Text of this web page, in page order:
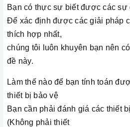
Bạn có thực sự biết được các sự
Để xác định được các giải pháp
thích hợp nhất,
chúng tôi luôn khuyên bạn nên
đề này.
Làm thế nào để bạn tính toán
thiết bị bảo vệ
Bạn cần phải đánh giá các thiết
(Không phải thiết